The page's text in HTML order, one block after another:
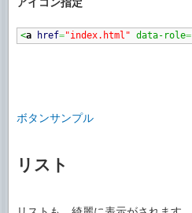
<a href="index.html" data-role=
ボタンサンプル
リスト